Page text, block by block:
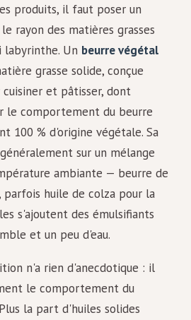
produits, il faut poser un
rayon des matières grasses
labyrinthe. Un beurre végétal
grasse solide, conçue
et pâtisser, dont
comportement du beurre
100 % d'origine végétale. Sa
sur un mélange
ambiante — beurre de
parfois huile de colza pour la
s'ajoutent des émulsifiants
et un peu d'eau.
n'a rien d'anecdotique : il
le comportement du
la part d'huiles solides